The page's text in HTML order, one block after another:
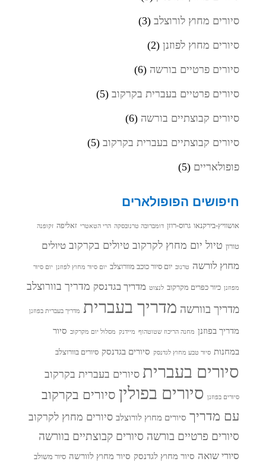
סיורים מחוץ לורוצלב (3)
סיורים מחוץ לפוזנן (2)
סיורים פרטיים בורשה (6)
סיורים פרטיים בעברית בקרקוב (5)
סיורים קבוצתיים בורשה (6)
סיורים קבוצתיים בעברית בקרקוב (5)
פופולאריים (5)
חיפושים הפופולארים
אושוויץ-בירקנאו גרוס-רוזן דומברובה טרנובסקה הרי הטאטרי זאליפה זקופנה
טורון טיול יום מחוץ לקרקוב טיולים בקרקוב טיולים
מחוץ לורשה
טרנוב יום סיור כוכב מוורוצלב יום סיור מחוץ לפוזנן יום סיור
מפוזנן כיור כפרים מקרקוב לנצוט מדריך בגדנסק מדריך בוורוצלב
מדריך בוורשה מדריך בעברית מדריך בעברית בפוזנן
מדריך בפוזנן מחנה הריכוז שטוטהוף מיידנק מסלול יום מקרקוב סיור
במחנות סיור טבע מחוץ לגדנסק סיורים בגדנסק סיורים בוורוצלב
סיורים בעברית סיורים בעברית בקרקוב
סיורים בפוזנן סיורים בפולין סיורים בקרקוב
עם מדריך סיורים מחוץ לורוצלב סיורים מחוץ לקרקוב
סיורים פרטיים בורשה סיורים קבוצתיים בוורשה
סיורי שואה סיור מחוץ לגדנסק סיור מחוץ לוורשה סיור משולב